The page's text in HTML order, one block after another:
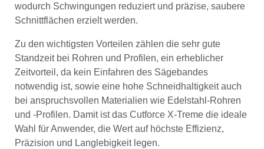
wodurch Schwingungen reduziert und präzise, saubere
Schnittflächen erzielt werden.
Zu den wichtigsten Vorteilen zählen die sehr gute
Standzeit bei Rohren und Profilen, ein erheblicher
Zeitvorteil, da kein Einfahren des Sägebandes
notwendig ist, sowie eine hohe Schneidhaltigkeit auch
bei anspruchsvollen Materialien wie Edelstahl-Rohren
und -Profilen. Damit ist das Cutforce X-Treme die ideale
Wahl für Anwender, die Wert auf höchste Effizienz,
Präzision und Langlebigkeit legen.